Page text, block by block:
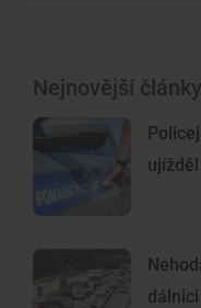
Nejnovější články